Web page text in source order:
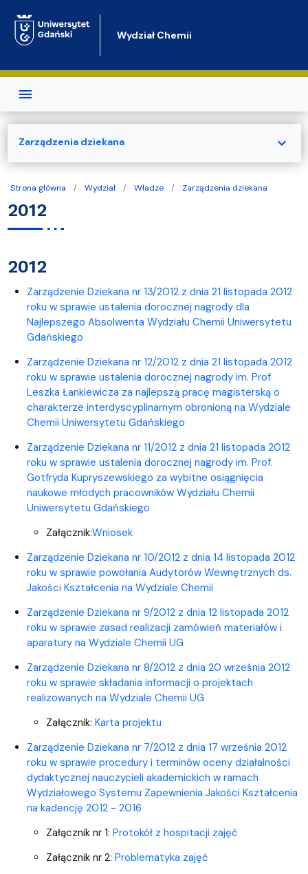
Wydział Chemii
Strona główna Wydział Władze Zarządzenia dziekana
2012
2012
Zarządzenie Dziekana nr 13/2012 z dnia 21 listopada 2012
roku w sprawie ustalenia dorocznej nagrody dla
Najlepszego Absolwenta Wydziału Chemii Uniwersytetu
Gdańskiego
Zarządzenie Dziekana nr 12/2012 z dnia 21 listopada 2012
roku w sprawie ustalenia dorocznej nagrody im. Prof.
Leszka Łankiewicza za najlepszą pracę magisterską o
charakterze interdyscyplinarnym obronioną na Wydziale
Chemii Uniwersytetu Gdańskiego
Zarządzenie Dziekana nr 11/2012 z dnia 21 listopada 2012
roku w sprawie ustalenia dorocznej nagrody im. Prof.
Gotfryda Kupryszewskiego za wybitne osiągnięcia
naukowe młodych pracowników Wydziału Chemii
Uniwersytetu Gdańskiego
Załącznik:Wniosek
Zarządzenie Dziekana nr 10/2012 z dnia 14 listopada 2012
roku w sprawie powołania Audytorów Wewnętrznych ds.
Jakości Kształcenia na Wydziale Chemii
Zarządzenie Dziekana nr 9/2012 z dnia 12 listopada 2012
roku w sprawie zasad realizacji zamówień materiałów i
aparatury na Wydziale Chemii UG
Zarządzenie Dziekana nr 8/2012 z dnia 20 września 2012
roku w sprawie składania informacji o projektach
realizowanych na Wydziale Chemii UG
Załącznik: Karta projektu
Zarządzenie Dziekana nr 7/2012 z dnia 17 września 2012
roku w sprawie procedury i terminów oceny działalności
dydaktycznej nauczycieli akademickich w ramach
Wydziałowego Systemu Zapewnienia Jakości Kształcenia
na kadencję 2012 - 2016
Załącznik nr 1: Protokół z hospitacji zajęć
Załącznik nr 2: Problematyka zajęć
Zarządzenia dziekana expand_more